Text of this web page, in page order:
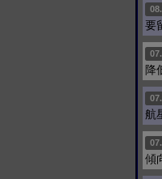
要
降
航
傾